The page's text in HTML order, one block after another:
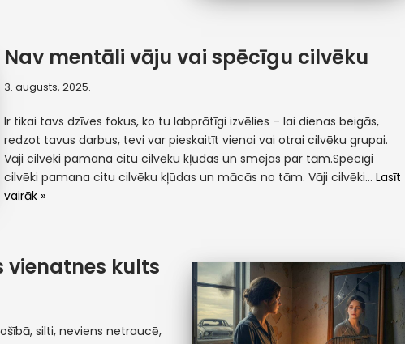
Nav mentāli vāju vai spēcīgu cilvēku
3. augusts, 2025.
Ir tikai tavs dzīves fokus, ko tu labprātīgi izvēlies – lai dienas beigās,
redzot tavus darbus, tevi var pieskaitīt vienai vai otrai cilvēku grupai.
Vāji cilvēki pamana citu cilvēku kļūdas un smejas par tām.Spēcīgi
cilvēki pamana citu cilvēku kļūdas un mācās no tām. Vāji cilvēki…Lasīt
vairāk »
vienatnes kults
silti, neviens netraucē,